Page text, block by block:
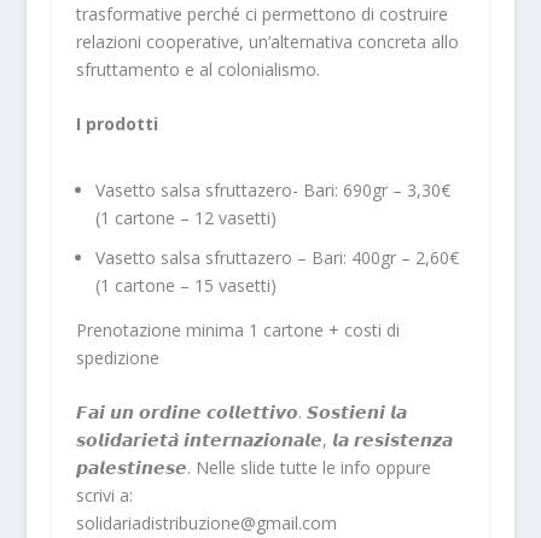
trasformative perché ci permettono di costruire
relazioni cooperative, un’alternativa concreta allo
sfruttamento e al colonialismo.
I prodotti
Vasetto salsa sfruttazero- Bari: 690gr – 3,30€
(1 cartone – 12 vasetti)
Vasetto salsa sfruttazero – Bari: 400gr – 2,60€
(1 cartone – 15 vasetti)
Prenotazione minima 1 cartone + costi di
spedizione
𝙁𝙖𝙞 𝙪𝙣 𝙤𝙧𝙙𝙞𝙣𝙚 𝙘𝙤𝙡𝙡𝙚𝙩𝙩𝙞𝙫𝙤. 𝙎𝙤𝙨𝙩𝙞𝙚𝙣𝙞 𝙡𝙖
𝙨𝙤𝙡𝙞𝙙𝙖𝙧𝙞𝙚𝙩𝙖̀ 𝙞𝙣𝙩𝙚𝙧𝙣𝙖𝙯𝙞𝙤𝙣𝙖𝙡𝙚, 𝙡𝙖 𝙧𝙚𝙨𝙞𝙨𝙩𝙚𝙣𝙯𝙖
𝙥𝙖𝙡𝙚𝙨𝙩𝙞𝙣𝙚𝙨𝙚. Nelle slide tutte le info oppure
scrivi a:
solidariadistribuzione@gmail.com